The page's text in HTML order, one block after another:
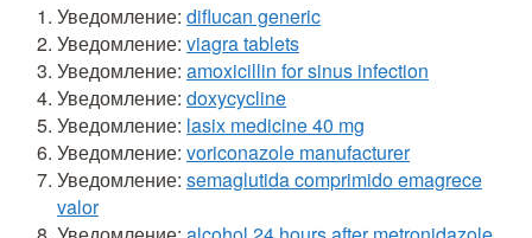
Уведомление: diflucan generic
Уведомление: viagra tablets
Уведомление: amoxicillin for sinus infection
Уведомление: doxycycline
Уведомление: lasix medicine 40 mg
Уведомление: voriconazole manufacturer
Уведомление: semaglutida comprimido emagrece
valor